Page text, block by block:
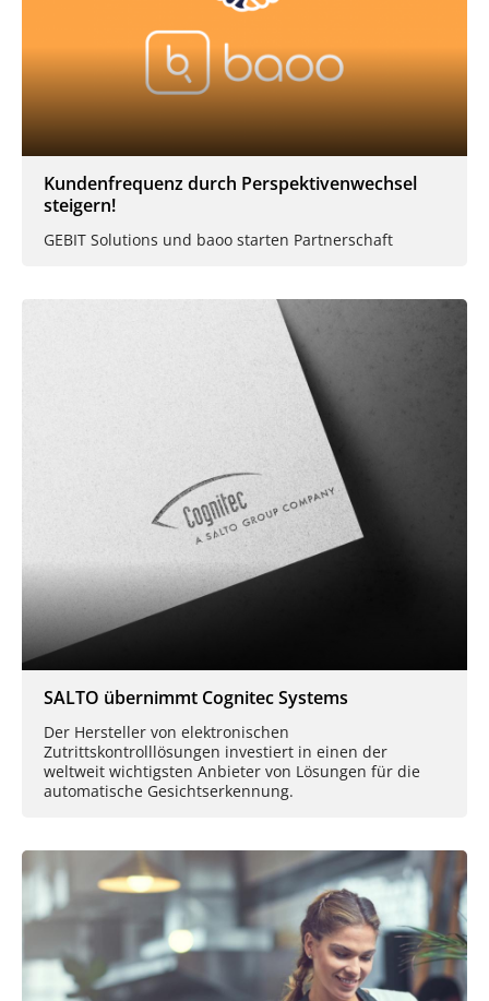
Kundenfrequenz durch Perspektivenwechsel
steigern!
GEBIT Solutions und baoo starten Partnerschaft
SALTO übernimmt Cognitec Systems
Der Hersteller von elektronischen
Zutrittskontrolllösungen investiert in einen der
weltweit wichtigsten Anbieter von Lösungen für die
automatische Gesichtserkennung.